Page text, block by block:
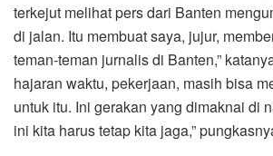
terkejut melihat pers dari Banten
di jalan. Itu membuat saya, jujur,
teman-teman jurnalis di Banten,”
hajaran waktu, pekerjaan, masih bisa
untuk itu. Ini gerakan yang dimaknai di
ini kita harus tetap kita jaga,”